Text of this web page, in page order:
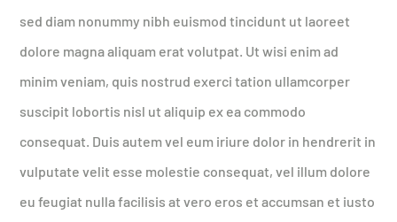
sed diam nonummy nibh euismod tincidunt ut laoreet
dolore magna aliquam erat volutpat. Ut wisi enim ad
minim veniam, quis nostrud exerci tation ullamcorper
suscipit lobortis nisl ut aliquip ex ea commodo
consequat. Duis autem vel eum iriure dolor in hendrerit in
vulputate velit esse molestie consequat, vel illum dolore
eu feugiat nulla facilisis at vero eros et accumsan et iusto